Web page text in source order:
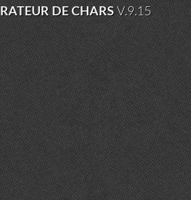
DE CHARSV.9.15